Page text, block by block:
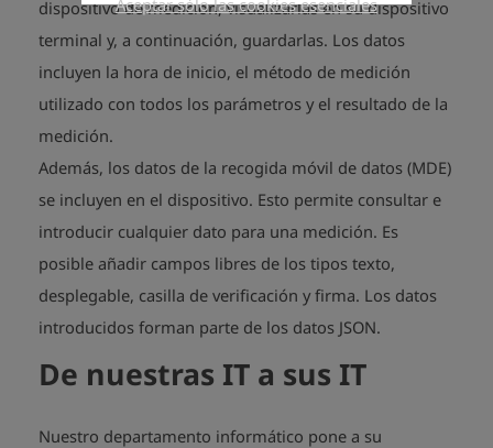
Aceptar sólo las cookies esenciales
dispositivo de medición, visualizarlas en su dispositivo
terminal y, a continuación, guardarlas. Los datos
incluyen la hora de inicio, el método de medición
utilizado con todos los parámetros y el resultado de la
medición.
Además, los datos de la recogida móvil de datos (MDE)
se incluyen en el dispositivo. Esto permite consultar e
introducir cualquier dato para una medición. Es
posible añadir campos libres de los tipos texto,
desplegable, casilla de verificación y firma. Los datos
introducidos forman parte de los datos JSON.
De nuestras IT a sus IT
Nuestro departamento informático pone a su